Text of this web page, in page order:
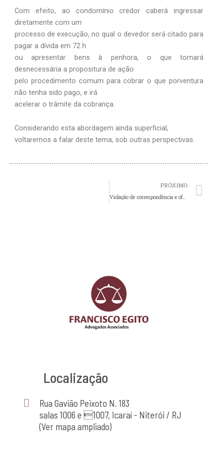
Com efeito, ao condomínio credor caberá ingressar
diretamente com um
processo de execução, no qual o devedor será citado para
pagar a dívida em 72 h
ou apresentar bens à penhora, o que tornará
desnecessária a propositura de ação
pelo procedimento comum para cobrar o que porventura
não tenha sido pago, e irá
acelerar o trâmite da cobrança.
Considerando esta abordagem ainda superficial,
voltaremos a falar deste tema, sob outras perspectivas.
PRÓXIMO
Violação de correspondência e ofensa à imagem do síndico
Localização
Rua Gavião Peixoto N. 183
salas 1006 e 1007, Icaraí - Niterói / RJ
(Ver mapa ampliado)